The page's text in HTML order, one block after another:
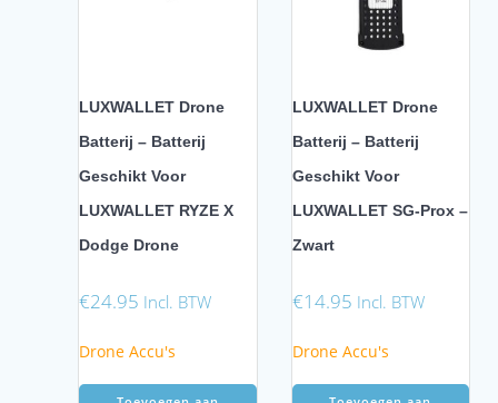
LUXWALLET Drone
Batterij – Batterij
Geschikt Voor
LUXWALLET RYZE X
Dodge Drone
€24.95 Incl. BTW
Drone Accu's
LUXWALLET Drone
Batterij – Batterij
Geschikt Voor
LUXWALLET SG-Prox –
Zwart
€14.95 Incl. BTW
Drone Accu's